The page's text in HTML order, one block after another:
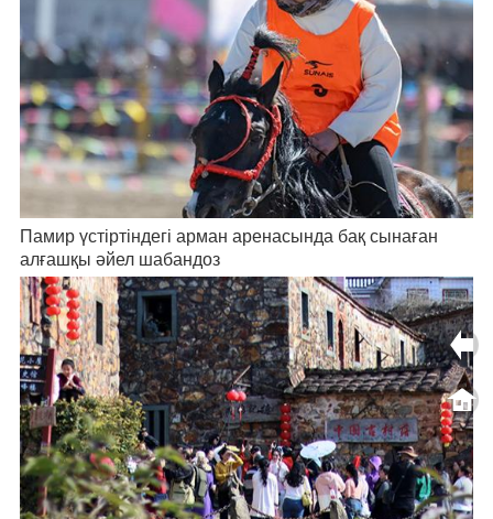
Памир үстіртіндегі арман аренасында бақ сынаған
алғашқы әйел шабандоз